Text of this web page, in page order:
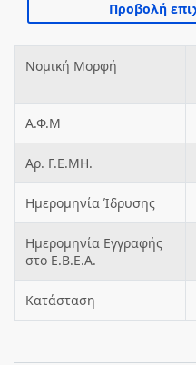
Νομική Μορφή
Α.Φ.Μ
Αρ. Γ.Ε.ΜΗ.
Ημερομηνία Ίδρυσης
Ημερομηνία Εγγραφής
στο Ε.Β.Ε.Α.
Κατάσταση